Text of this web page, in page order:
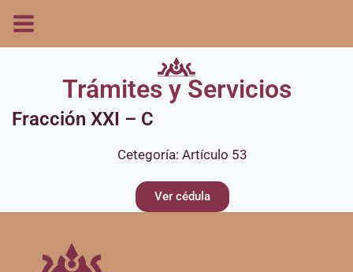
Trámites y Servicios
Fracción XXI – C
Cetegoría: Artículo 53
Ver cédula